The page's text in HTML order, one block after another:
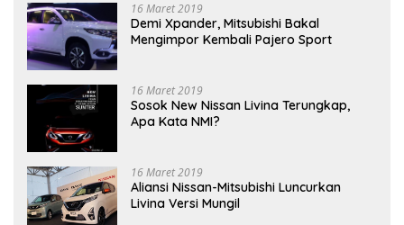
16 Maret 2019
Demi Xpander, Mitsubishi Bakal
Mengimpor Kembali Pajero Sport
16 Maret 2019
Sosok New Nissan Livina Terungkap,
Apa Kata NMI?
16 Maret 2019
Aliansi Nissan-Mitsubishi Luncurkan
Livina Versi Mungil